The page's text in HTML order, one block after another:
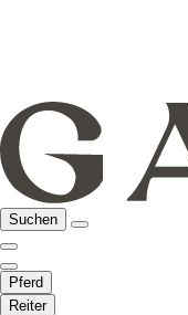
Suchen
Pferd
Reiter